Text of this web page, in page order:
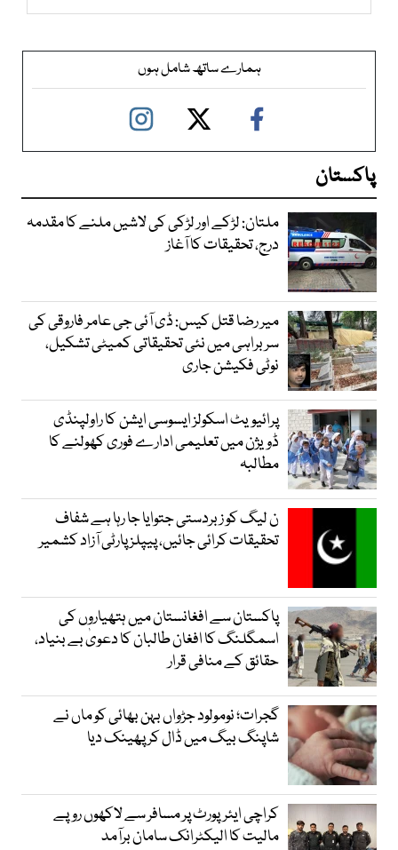
ہمارے ساتھ شامل ہوں
پاکستان
ملتان: لڑکے اور لڑکی کی لاشیں ملنے کا مقدمہ
درج، تحقیقات کا آغاز
میر رضا قتل کیس: ڈی آئی جی عامر فاروقی کی
سربراہی میں نئی تحقیقاتی کمیٹی تشکیل،
نوٹی فکیشن جاری
پرائیویٹ اسکولز ایسوسی ایشن کا راولپنڈی
ڈویژن میں تعلیمی ادارے فوری کھولنے کا
مطالبہ
ن لیگ کو زبردستی جتوایا جا رہا ہے شفاف
تحقیقات کرائی جائیں، پیپلز پارٹی آزاد کشمیر
پاکستان سے افغانستان میں ہتھیاروں کی
اسمگلنگ کا افغان طالبان کا دعویٰ بے بنیاد،
حقائق کے منافی قرار
گجرات؛ نومولود جڑواں بہن بھائی کو ماں نے
شاپنگ بیگ میں ڈال کر پھینک دیا
کراچی ایئرپورٹ پر مسافر سے لاکھوں روپے
مالیت کا الیکٹرانک سامان برآمد